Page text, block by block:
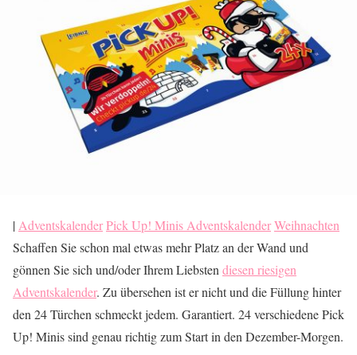
|AdventskalenderPick Up! Minis AdventskalenderWeihnachten
Schaffen Sie schon mal etwas mehr Platz an der Wand und
gönnen Sie sich und/oder Ihrem Liebstendiesen riesigen
Adventskalender. Zu übersehen ist er nicht und die Füllung hinter
den 24 Türchen schmeckt jedem. Garantiert. 24 verschiedene Pick
Up! Minis sind genau richtig zum Start in den Dezember-Morgen.